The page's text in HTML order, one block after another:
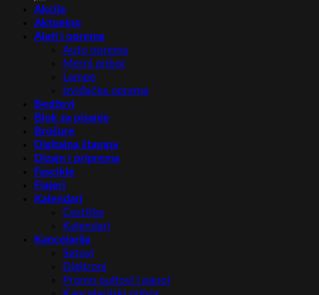
Akcija
Aktuelno
Alati i oprema
Auto oprema
Merni pribor
Lampe
Izviđačka oprema
Bedževi
Blok za pisanje
Brošure
Digitalna štampa
Dizajn i priprema
Fascikle
Flajeri
Kalendari
Čestitke
Kalendari
Kancelarija
Satovi
Digitroni
Promo pultovi i panoi